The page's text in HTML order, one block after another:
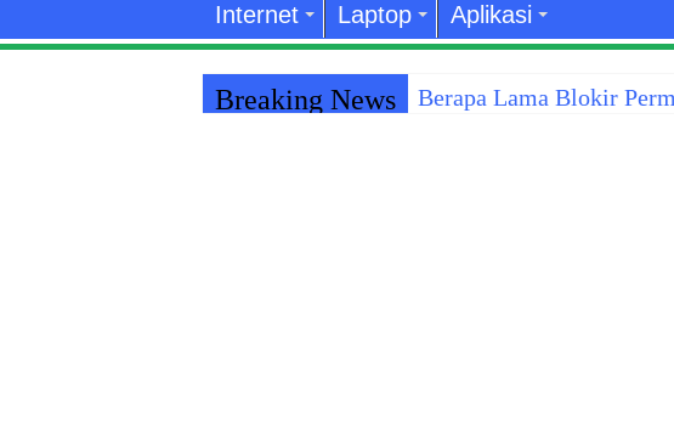
Internet Laptop Aplikasi
Breaking News Berapa Lama Blokir